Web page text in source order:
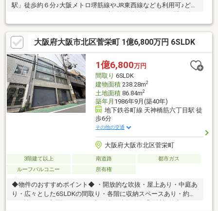
駅」徒歩約６分♪大阪メトロ堺筋線やJR東西線なども利用可♪どこ
へお出かけするのにもアクセス便利♪前面道路約１７ｍ、間口約１
８ｍと広々♪空室のためいつでもご内覧可能です♪＊＊＊ 周辺情
報 ＊＊＊ライフ太融寺店：徒歩4分（305ｍ）ファミリーマート
西天満六丁目店：徒歩2分（116ｍ）スギ薬局西天満店：徒歩1分
（76ｍ）大阪野崎郵便局：徒歩6分（478ｍ）みなと銀行梅田支
店：徒歩2分（83ｍ）大阪府天満警察署：徒歩6分（470ｍ）
大阪府大阪市北区菅栄町 1億6,800万円 6SLDK
1億6,800万円
間取り 6SLDK
建物面積238.28m2
土地面積86.84m2
築年月 1986年9月(築40年)
地下鉄谷町線 天神橋筋六丁目駅 徒
歩6分
その他の交通
大阪府大阪市北区菅栄町
3階建て以上 南道路
都市ガス
ルーフバルコニー
所有権
◆物件のおすすめポイント◆ ・開放的な吹抜・屋上あり・中庭あ
り・広々とした6SLDKの間取り・各階に収納スペースあり・約